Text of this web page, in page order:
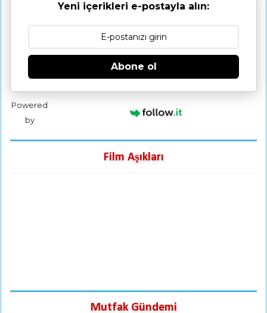
Yeni içerikleri e-postayla alın:
Abone ol
Powered
by
Film Aşıkları
Mutfak Gündemi